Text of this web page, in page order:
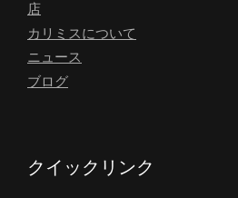
店
カリミスについて
ニュース
ブログ
クイックリンク